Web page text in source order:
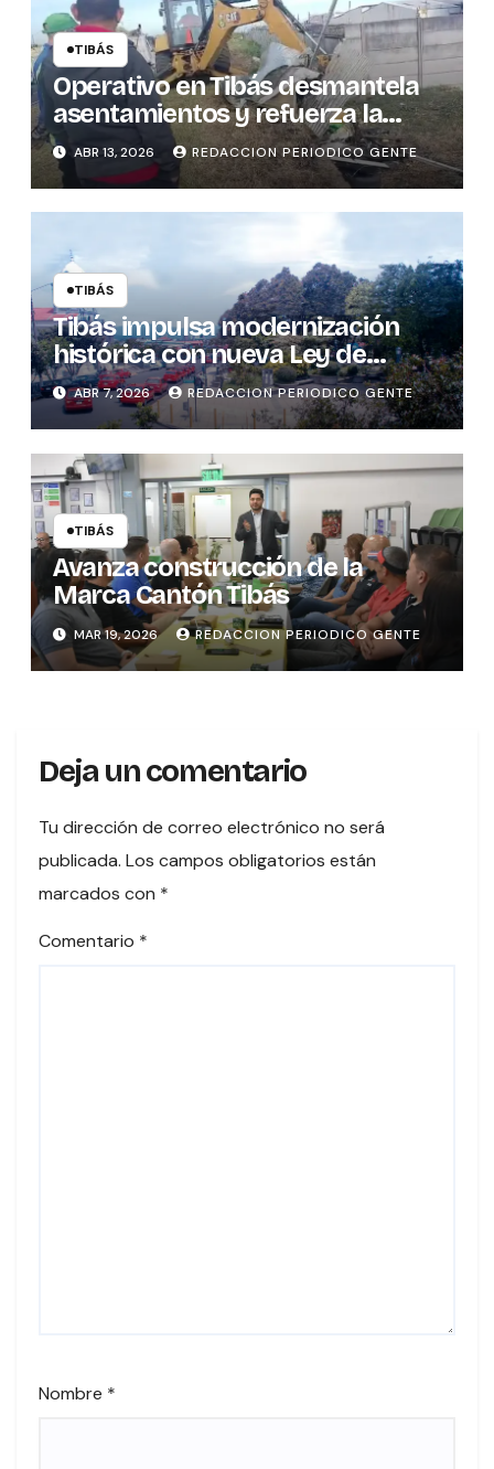
TIBÁS
Operativo en Tibás desmantela
asentamientos y refuerza la
seguridad cantonal
ABR 13, 2026 REDACCION PERIODICO GENTE
TIBÁS
Tibás impulsa modernización
histórica con nueva Ley de
Patentes
ABR 7, 2026 REDACCION PERIODICO GENTE
TIBÁS
Avanza construcción de la
Marca Cantón Tibás
MAR 19, 2026 REDACCION PERIODICO GENTE
Deja un comentario
Tu dirección de correo electrónico no será
publicada. Los campos obligatorios están
marcados con *
Comentario *
Nombre *